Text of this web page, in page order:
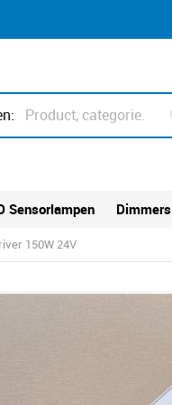
Sensorlampen Dimmers
150W 24V